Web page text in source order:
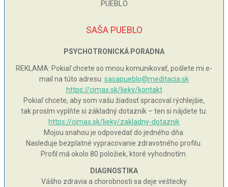
SAŠA PUEBLO
PSYCHOTRONICKÁ PORADNA
REKLAMA: Pokiaľ chcete so mnou komunikovať, pošlete mi e-
mail na túto adresu: sasapueblo@meditacia.sk
https://cimax.sk/lieky/kontakt
Pokiaľ chcete, aby som vašu žiadosť spracoval rýchlejšie,
tak prosím vyplňte si základný dotazník – ten si nájdete tu:
https://cimax.sk/lieky/zakladny-dotaznik
Mojou snahou je odpovedať do jedného dňa.
Nasleduje bezplatné vypracovanie zdravotného profilu.
Profil má okolo 80 položiek, ktoré vyhodnotím.
DIAGNOSTIKA
Vášho zdravia a chorobnosti sa deje veštecky